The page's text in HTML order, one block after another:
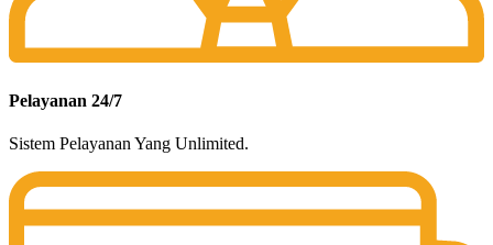
Pelayanan 24/7
Sistem Pelayanan Yang Unlimited.